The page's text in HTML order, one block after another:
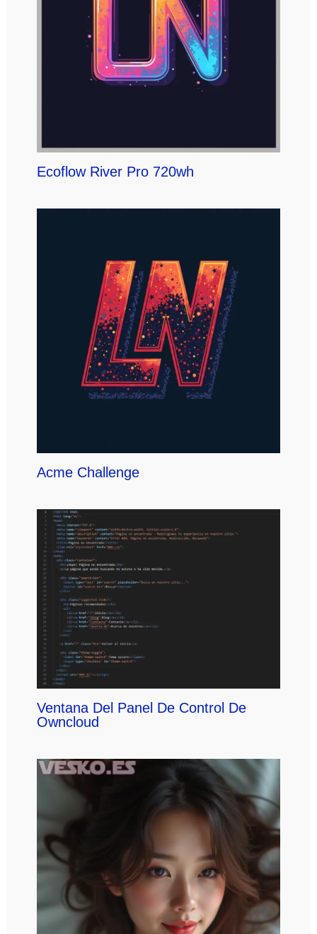
Ecoflow River Pro 720wh
Acme Challenge
Ventana Del Panel De Control De
Owncloud